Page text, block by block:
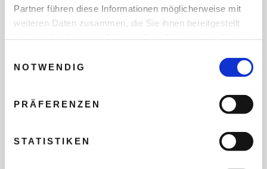
Partner führen diese Informationen möglicherweise mit
weiteren Daten zusammen, die Sie ihnen bereitgestellt
NOTWENDIG
PRÄFERENZEN
STATISTIKEN
TEILNEHMER